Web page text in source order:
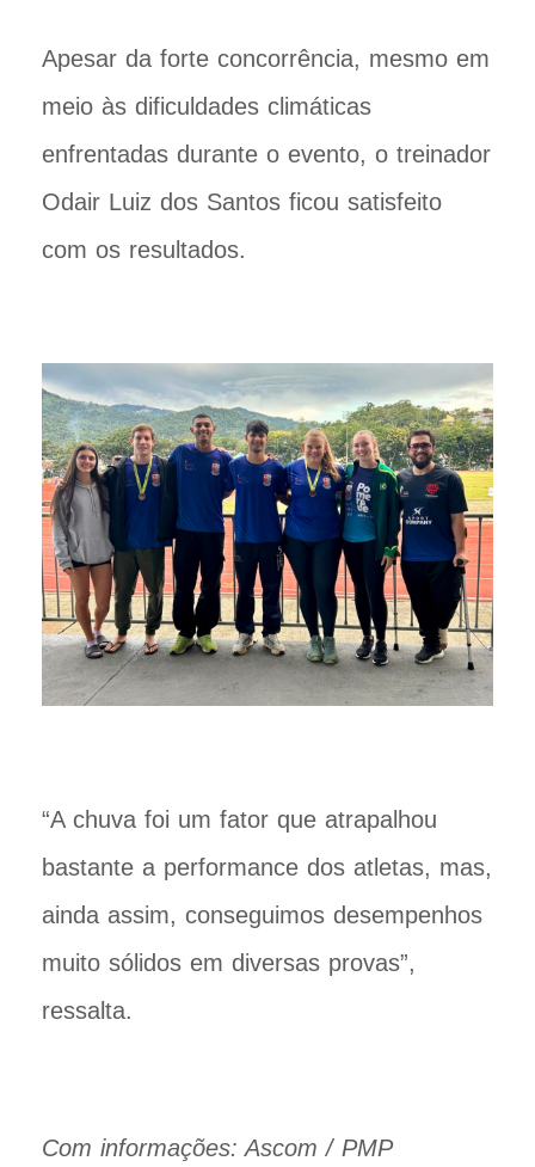
Apesar da forte concorrência, mesmo em
meio às dificuldades climáticas
enfrentadas durante o evento, o treinador
Odair Luiz dos Santos ficou satisfeito
com os resultados.
“A chuva foi um fator que atrapalhou
bastante a performance dos atletas, mas,
ainda assim, conseguimos desempenhos
muito sólidos em diversas provas”,
ressalta.
Com informações: Ascom / PMP